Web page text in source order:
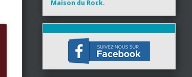
Maison du Rock.